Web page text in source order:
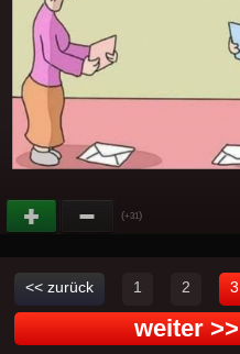
(+31)
<< zurück 1 2 3
weiter >>